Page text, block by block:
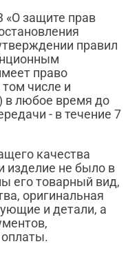
«О защите прав
правил
право
том числе и
в любое время до
- в течение 7
качества
изделие не было в
его товарный вид,
оригинальная
и детали, а